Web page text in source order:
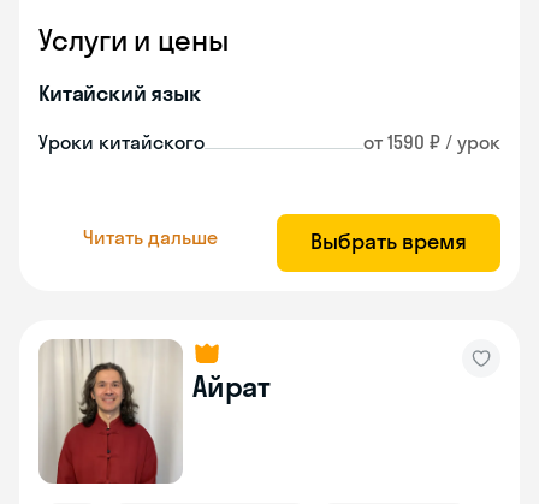
Услуги и цены
Китайский язык
Уроки китайского от 1590 ₽ / урок
Читать дальше Выбрать время
Айрат